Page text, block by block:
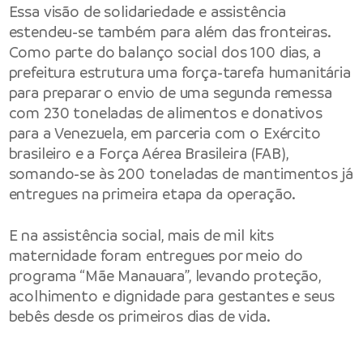
Essa visão de solidariedade e assistência
estendeu-se também para além das fronteiras.
Como parte do balanço social dos 100 dias, a
prefeitura estrutura uma força-tarefa humanitária
para preparar o envio de uma segunda remessa
com 230 toneladas de alimentos e donativos
para a Venezuela, em parceria com o Exército
brasileiro e a Força Aérea Brasileira (FAB),
somando-se às 200 toneladas de mantimentos já
entregues na primeira etapa da operação.
E na assistência social, mais de mil kits
maternidade foram entregues por meio do
programa “Mãe Manauara”, levando proteção,
acolhimento e dignidade para gestantes e seus
bebês desde os primeiros dias de vida.